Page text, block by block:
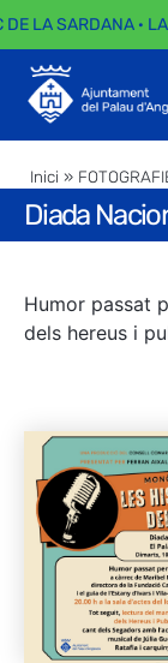
LA SARDANA ·
Inici »
Diada
Humor passat
dels hereus i